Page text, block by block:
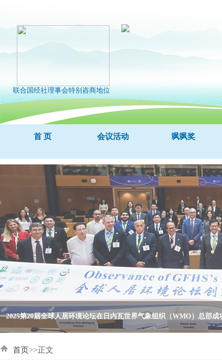
联合国经社理事会特别咨商地位
首 页 会议活动 飒飒奖
首页>>正文